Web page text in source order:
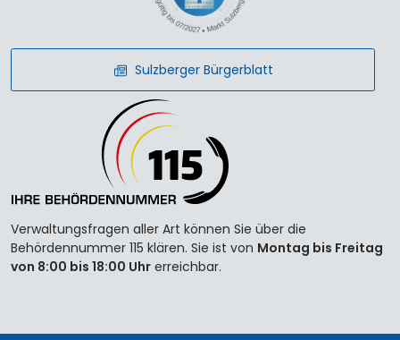
Sulzberger Bürgerblatt
Verwaltungsfragen aller Art können Sie über die
Behördennummer 115 klären. Sie ist von Montag bis Freitag
von 8:00 bis 18:00 Uhr erreichbar.